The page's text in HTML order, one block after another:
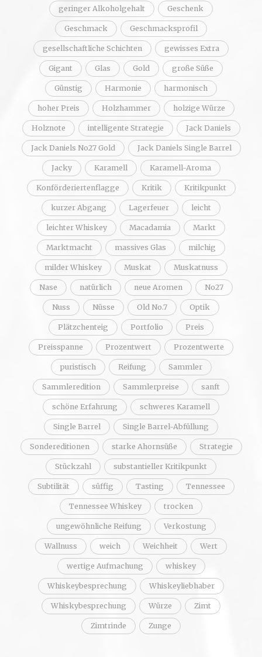
geringer Alkoholgehalt Geschenk
Geschmack Geschmacksprofil
gesellschaftliche Schichten gewisses Extra
Gigant Glas Gold große Süße
Günstig Harmonie harmonisch
hoher Preis Holzhammer holzige Würze
Holznote intelligente Strategie Jack Daniels
Jack Daniels No27 Gold Jack Daniels Single Barrel
Jacky Karamell Karamell-Aroma
Konförderiertenflagge Kritik Kritikpunkt
kurzer Abgang Lagerfeuer leicht
leichter Whiskey Macadamia Markt
Marktmacht massives Glas milchig
milder Whiskey Muskat Muskatnuss
Nase natürlich neue Aromen No27
Nuss Nüsse Old No.7 Optik
Plätzchenteig Portfolio Preis
Preisspanne Prozentwert Prozentwerte
puristisch Reifung Sammler
Sammleredition Sammlerpreise sanft
schöne Erfahrung schweres Karamell
Single Barrel Single Barrel-Abfüllung
Sondereditionen starke Ahornsüße Strategie
Stückzahl substantieller Kritikpunkt
Subtilität süffig Tasting Tennessee
Tennessee Whiskey trocken
ungewöhnliche Reifung Verkostung
Wallnuss weich Weichheit Wert
wertige Aufmachung whiskey
Whiskeybesprechung Whiskeyliebhaber
Whiskybesprechung Würze Zimt
Zimtrinde Zunge